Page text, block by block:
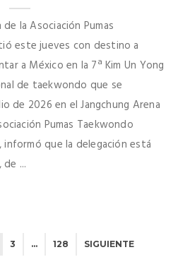
la Asociación Pumas
este jueves con destino a
a México en la 7ª Kim Un Yong
de taekwondo que se
de 2026 en el Jangchung Arena
Pumas Taekwondo
informó que la delegación está
...
3 … 128 SIGUIENTE